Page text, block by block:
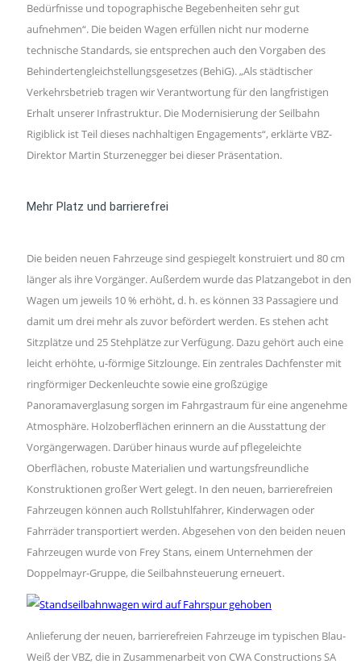
Bedürfnisse und topographische Begebenheiten sehr gut
aufnehmen“. Die beiden Wagen erfüllen nicht nur moderne
technische Standards, sie entsprechen auch den Vorgaben des
Behindertengleichstellungsgesetzes (BehiG). „Als städtischer
Verkehrsbetrieb tragen wir Verantwortung für den langfristigen
Erhalt unserer Infrastruktur. Die Modernisierung der Seilbahn
Rigiblick ist Teil dieses nachhaltigen Engagements“, erklärte VBZ-
Direktor Martin Sturzenegger bei dieser Präsentation.
Mehr Platz und barrierefrei
Die beiden neuen Fahrzeuge sind gespiegelt konstruiert und 80 cm
länger als ihre Vorgänger. Außerdem wurde das Platzangebot in den
Wagen um jeweils 10 % erhöht, d. h. es können 33 Passagiere und
damit um drei mehr als zuvor befördert werden. Es stehen acht
Sitzplätze und 25 Stehplätze zur Verfügung. Dazu gehört auch eine
leicht erhöhte, u-förmige Sitzlounge. Ein zentrales Dachfenster mit
ringförmiger Deckenleuchte sowie eine großzügige
Panoramaverglasung sorgen im Fahrgastraum für eine angenehme
Atmosphäre. Holzoberflächen erinnern an die Ausstattung der
Vorgängerwagen. Darüber hinaus wurde auf pflegeleichte
Oberflächen, robuste Materialien und wartungsfreundliche
Konstruktionen großer Wert gelegt. In den neuen, barrierefreien
Fahrzeugen können auch Rollstuhlfahrer, Kinderwagen oder
Fahrräder transportiert werden. Abgesehen von den beiden neuen
Fahrzeugen wurde von Frey Stans, einem Unternehmen der
Doppelmayr-Gruppe, die Seilbahnsteuerung erneuert.
Anlieferung der neuen, barrierefreien Fahrzeuge im typischen Blau-
Weiß der VBZ, die in Zusammenarbeit von CWA Constructions SA